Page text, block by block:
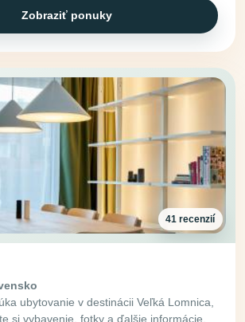
Zobraziť ponuky
41 recenzií
ubytovanie v destinácii Veľká Lomnica,
si vybavenie, fotky a ďalšie informácie.